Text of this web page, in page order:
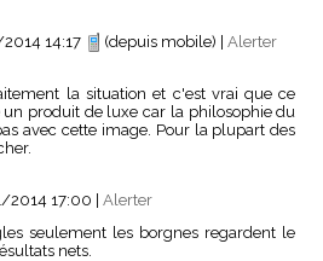
14:17 (depuis mobile)
Alerter
la situation et c'est vrai que ce
produit de luxe car la philosophie du
avec cette image. Pour la plupart des
2014 17:00
Alerter
seulement les borgnes regardent le
nets.